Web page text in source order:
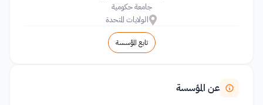
جامعة حكومية
الولايات المتحدة
تابع المؤسسة
عن المؤسسة